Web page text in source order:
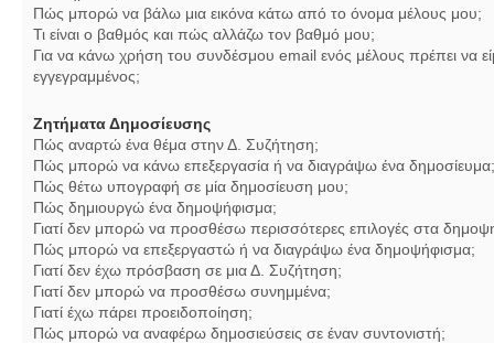
Πώς μπορώ να βάλω μια εικόνα κάτω από το όνομα μέλους μου;
Τι είναι ο βαθμός και πώς αλλάζω τον βαθμό μου;
Για να κάνω χρήση του συνδέσμου email ενός μέλους πρέπει να
εγγεγραμμένος;
Ζητήματα Δημοσίευσης
Πώς αναρτώ ένα θέμα στην Δ. Συζήτηση;
Πώς μπορώ να κάνω επεξεργασία ή να διαγράψω ένα δημοσίευμα;
Πώς θέτω υπογραφή σε μία δημοσίευση μου;
Πώς δημιουργώ ένα δημοψήφισμα;
Γιατί δεν μπορώ να προσθέσω περισσότερες επιλογές στα
Πώς μπορώ να επεξεργαστώ ή να διαγράψω ένα δημοψήφισμα;
Γιατί δεν έχω πρόσβαση σε μια Δ. Συζήτηση;
Γιατί δεν μπορώ να προσθέσω συνημμένα;
Γιατί έχω πάρει προειδοποίηση;
Πώς μπορώ να αναφέρω δημοσιεύσεις σε έναν συντονιστή;